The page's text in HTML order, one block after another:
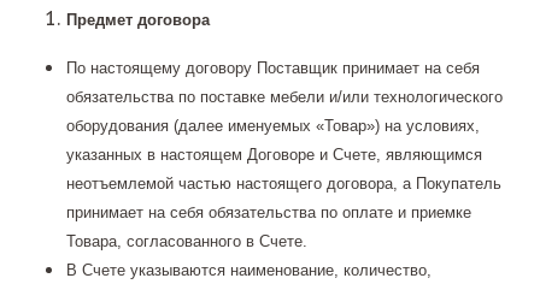
Предмет договора
По настоящему договору Поставщик принимает на себя
обязательства по поставке мебели и/или технологического
оборудования (далее именуемых «Товар») на условиях,
указанных в настоящем Договоре и Счете, являющимся
неотъемлемой частью настоящего договора, а Покупатель
принимает на себя обязательства по оплате и приемке
Товара, согласованного в Счете.
В Счете указываются наименование, количество,